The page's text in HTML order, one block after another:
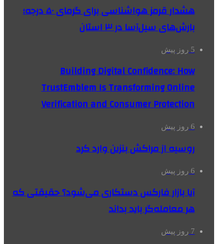
هشدار قرمز هواشناسی برای گرمای ۵۰ درجه؛
بارش‌های سیل‌آسا در ۳ استان
5 روز پیش
Building Digital Confidence: How
TrustEmblem Is Transforming Online
Verification and Consumer Protection
6 روز پیش
روسیه از مراکش بنزین وارد کرد
6 روز پیش
آیا بازار فارکس دستکاری می‌شود؟ حقیقتی که
هر معامله‌گر باید بداند
7 روز پیش